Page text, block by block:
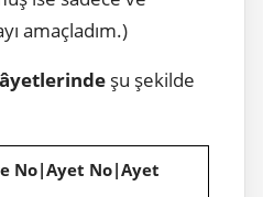
amaçladım.)
âyetlerinde şu şekilde
No|Ayet No|Ayet